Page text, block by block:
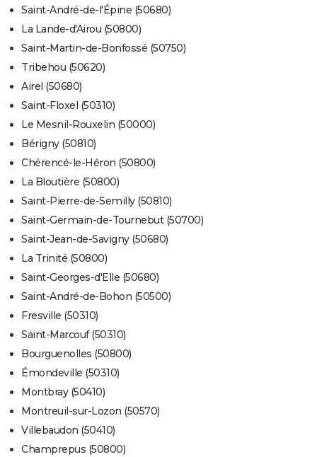
Saint-André-de-l'Épine (50680)
La Lande-d'Airou (50800)
Saint-Martin-de-Bonfossé (50750)
Tribehou (50620)
Airel (50680)
Saint-Floxel (50310)
Le Mesnil-Rouxelin (50000)
Bérigny (50810)
Chérencé-le-Héron (50800)
La Bloutière (50800)
Saint-Pierre-de-Semilly (50810)
Saint-Germain-de-Tournebut (50700)
Saint-Jean-de-Savigny (50680)
La Trinité (50800)
Saint-Georges-d'Elle (50680)
Saint-André-de-Bohon (50500)
Fresville (50310)
Saint-Marcouf (50310)
Bourguenolles (50800)
Émondeville (50310)
Montbray (50410)
Montreuil-sur-Lozon (50570)
Villebaudon (50410)
Champrepus (50800)